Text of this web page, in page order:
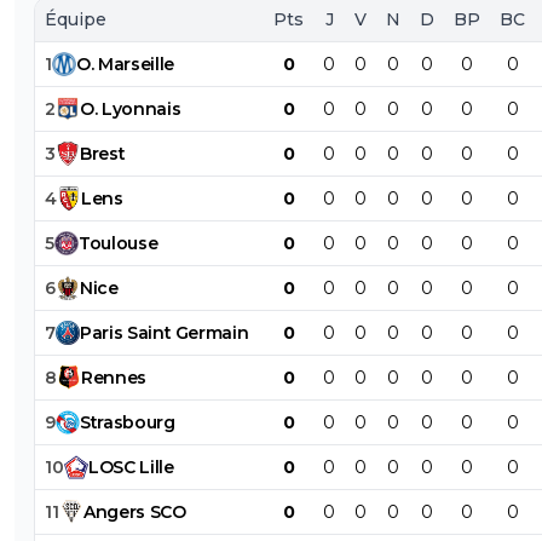
Équipe Pts J V N D BP BC
1 O. Marseille 0 0 0 0 0 0 0
2 O. Lyonnais 0 0 0 0 0 0 0
3 Brest 0 0 0 0 0 0 0
4 Lens 0 0 0 0 0 0 0
5 Toulouse 0 0 0 0 0 0 0
6 Nice 0 0 0 0 0 0 0
7 Paris Saint Germain 0 0 0 0 0 0 0
8 Rennes 0 0 0 0 0 0 0
9 Strasbourg 0 0 0 0 0 0 0
10 LOSC Lille 0 0 0 0 0 0 0
11 Angers SCO 0 0 0 0 0 0 0